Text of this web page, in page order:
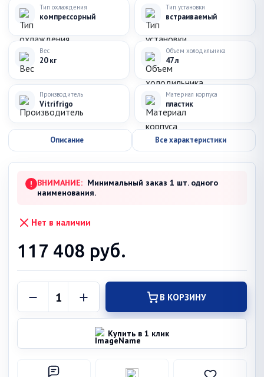
Тип охлаждения
компрессорный
Тип установки
встраиваемый
Вес
20 кг
Объем холодильника
47 л
Производитель
Vitrifrigo
Материал корпуса
пластик
Описание Все характеристики
! ВНИМАНИЕ: Минимальный заказ 1 шт. одного
наименования.
Нет в наличии
117 408 руб.
В КОРЗИНУ
Купить в 1 клик